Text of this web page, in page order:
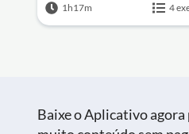
1h17m
4
Baixe o Aplicativo agora